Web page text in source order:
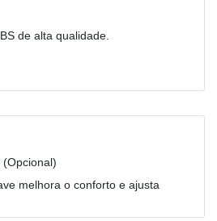
de alta qualidade.
(Opcional)
melhora o conforto e ajusta